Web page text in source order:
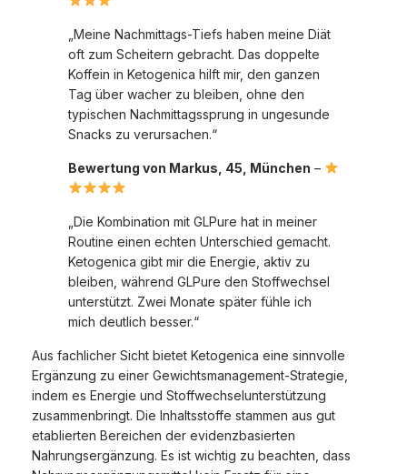
„Meine Nachmittags-Tiefs haben meine Diät
oft zum Scheitern gebracht. Das doppelte
Koffein in Ketogenica hilft mir, den ganzen
Tag über wacher zu bleiben, ohne den
typischen Nachmittagssprung in ungesunde
Snacks zu verursachen.“
Bewertung von Markus, 45, München –
„Die Kombination mit GLPure hat in meiner
Routine einen echten Unterschied gemacht.
Ketogenica gibt mir die Energie, aktiv zu
bleiben, während GLPure den Stoffwechsel
unterstützt. Zwei Monate später fühle ich
mich deutlich besser.“
Aus fachlicher Sicht bietet Ketogenica eine sinnvolle
Ergänzung zu einer Gewichtsmanagement-Strategie,
indem es Energie und Stoffwechselunterstützung
zusammenbringt. Die Inhaltsstoffe stammen aus gut
etablierten Bereichen der evidenzbasierten
Nahrungsergänzung. Es ist wichtig zu beachten, dass